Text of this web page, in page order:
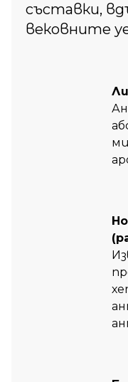
съставки,
вековните